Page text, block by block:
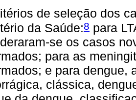
de seleção dos
da Saúde:8 para
se os casos
para as
e para dengue,
clássica,